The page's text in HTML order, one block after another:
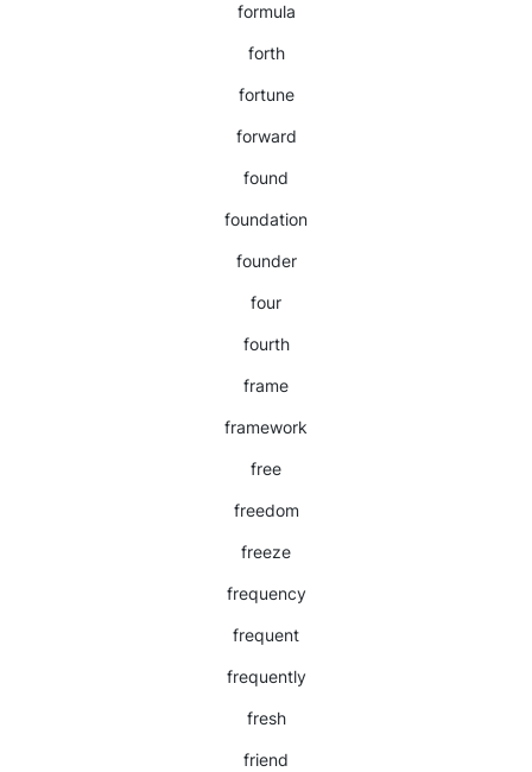
formula
forth
fortune
forward
found
foundation
founder
four
fourth
frame
framework
free
freedom
freeze
frequency
frequent
frequently
fresh
friend